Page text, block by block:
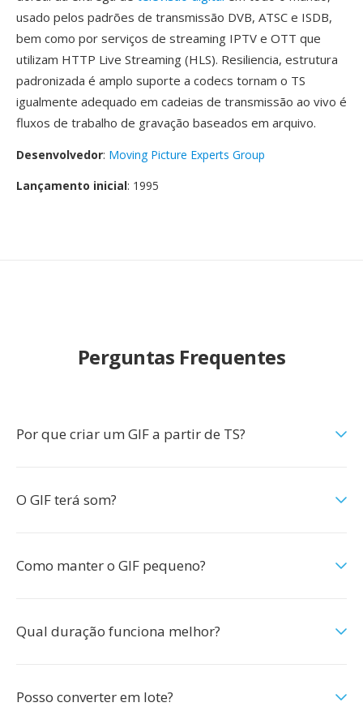
usado pelos padrões de transmissão DVB, ATSC e ISDB,
bem como por serviços de streaming IPTV e OTT que
utilizam HTTP Live Streaming (HLS). Resiliencia, estrutura
padronizada é amplo suporte a codecs tornam o TS
igualmente adequado em cadeias de transmissão ao vivo é
fluxos de trabalho de gravação baseados em arquivo.
Desenvolvedor: Moving Picture Experts Group
Lançamento inicial: 1995
Perguntas Frequentes
Por que criar um GIF a partir de TS?
O GIF terá som?
Como manter o GIF pequeno?
Qual duração funciona melhor?
Posso converter em lote?